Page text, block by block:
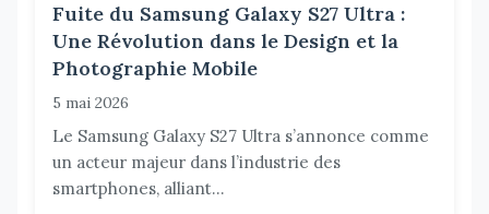
Fuite du Samsung Galaxy S27 Ultra :
Une Révolution dans le Design et la
Photographie Mobile
5 mai 2026
Le Samsung Galaxy S27 Ultra s’annonce comme
un acteur majeur dans l’industrie des
smartphones, alliant...